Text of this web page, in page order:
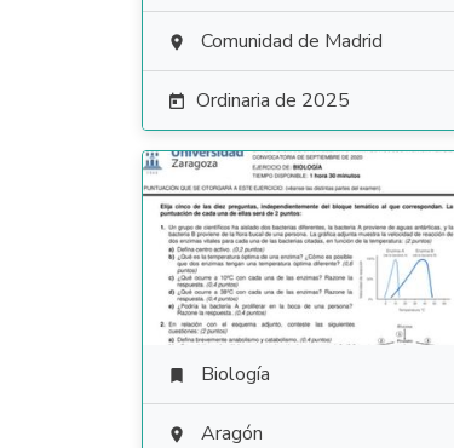
 Comunidad de Madrid
 Ordinaria de 2025
 Biología
 Aragón